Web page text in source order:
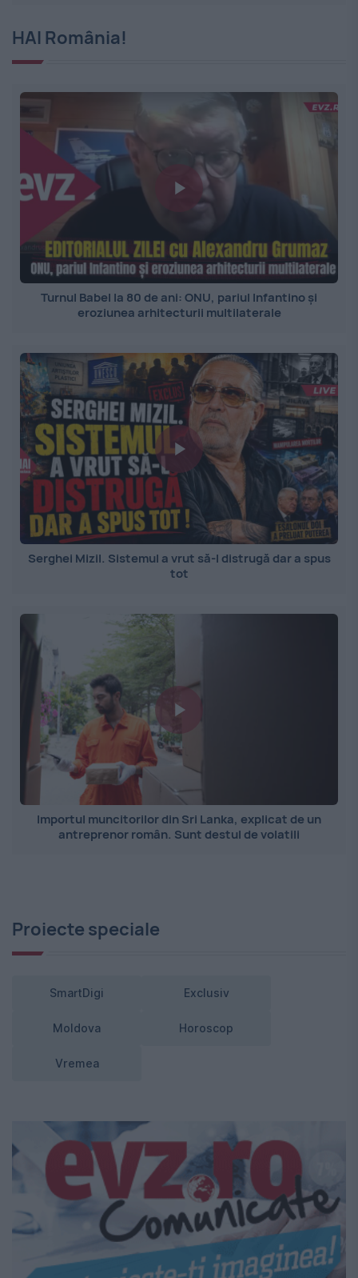
HAI România!
Turnul Babel la 80 de ani: ONU, pariul Infantino și
eroziunea arhitecturii multilaterale
Serghei Mizil. Sistemul a vrut să-l distrugă dar a spus
tot
Importul muncitorilor din Sri Lanka, explicat de un
antreprenor român. Sunt destul de volatili
Proiecte speciale
SmartDigi Exclusiv
Moldova Horoscop
Vremea